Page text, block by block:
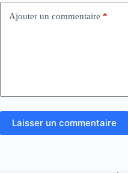
Ajouter un commentaire *
Laisser un commentaire